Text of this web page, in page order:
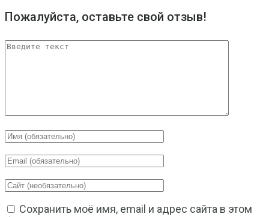
Пожалуйста, оставьте свой отзыв!
Сохранить моё имя, email и адрес сайта в этом